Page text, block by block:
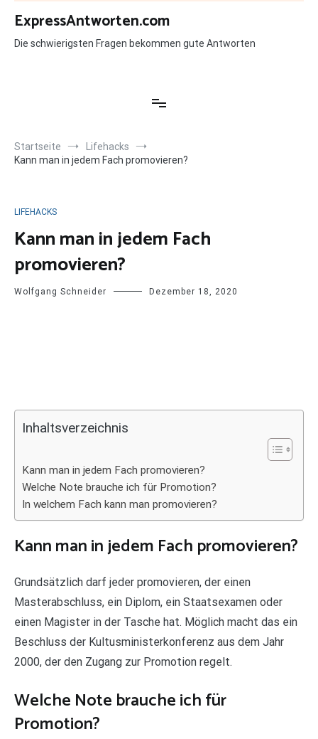
Zum
Inhalt
springen
ExpressAntworten.com
Die schwierigsten Fragen bekommen gute Antworten
Startseite
Lifehacks
Kann man in jedem Fach promovieren?
LIFEHACKS
Kann man in jedem Fach
promovieren?
Wolfgang Schneider Dezember 18, 2020
Inhaltsverzeichnis
Kann man in jedem Fach promovieren?
Welche Note brauche ich für Promotion?
In welchem Fach kann man promovieren?
Kann man in jedem Fach promovieren?
Grundsätzlich darf jeder promovieren, der einen
Masterabschluss, ein Diplom, ein Staatsexamen oder
einen Magister in der Tasche hat. Möglich macht das ein
Beschluss der Kultusministerkonferenz aus dem Jahr
2000, der den Zugang zur Promotion regelt.
Welche Note brauche ich für
Promotion?